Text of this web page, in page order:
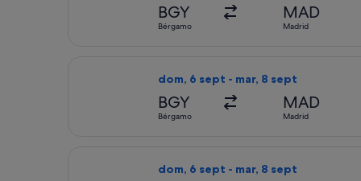
BGY
Bérgamo
MAD
Madrid
dom, 6 sept - mar, 8 sept
BGY
Bérgamo
MAD
Madrid
dom, 6 sept - mar, 8 sept